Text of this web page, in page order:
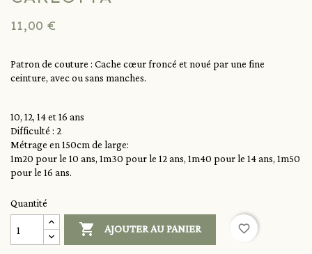
11,00 €
Patron de couture : Cache cœur froncé et noué par une fine
ceinture, avec ou sans manches.
10, 12, 14 et 16 ans
Difficulté : 2
Métrage en 150cm de large:
1m20 pour le 10 ans, 1m30 pour le 12 ans, 1m40 pour le 14 ans, 1m50
pour le 16 ans.
Quantité
 AJOUTER AU PANIER favorite_border